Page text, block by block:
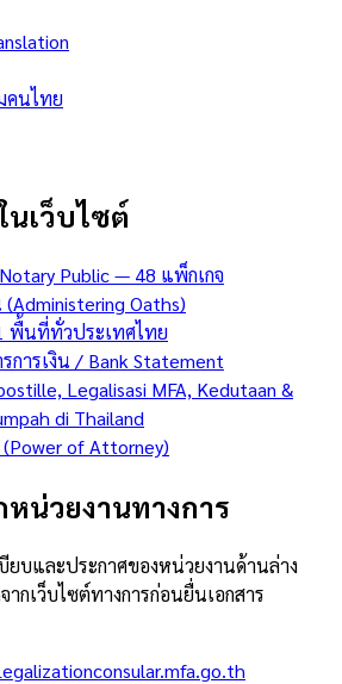
คนไทย
นเว็บไซต์
Public — 48 แพ็กเกจ
Oaths)
พื้นที่ทั่วประเทศไทย
การเงิน / Bank Statement
Legalisasi MFA, Kedutaan &
di Thailand
of Attorney)
น่วยงานทางการ
ยบและประกาศของหน่วยงานด้านล่าง
กเว็บไซต์ทางการก่อนยื่นเอกสาร
consular.mfa.go.th